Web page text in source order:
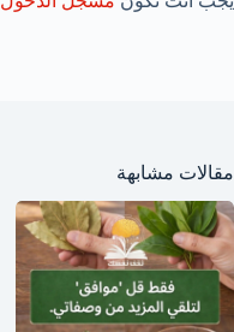
مقالات مشابهة